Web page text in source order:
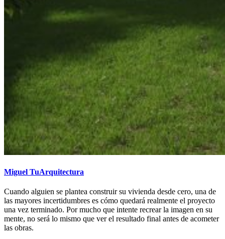
Miguel TuArquitectura
Cuando alguien se plantea construir su vivienda desde cero, una de
las mayores incertidumbres es cómo quedará realmente el proyecto
una vez terminado. Por mucho que intente recrear la imagen en su
mente, no será lo mismo que ver el resultado final antes de acometer
las obras.